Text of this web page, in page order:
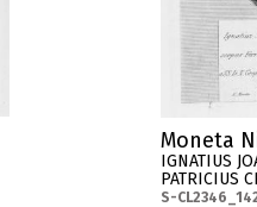
Moneta
IGNATIUS
PATRICIUS
S-